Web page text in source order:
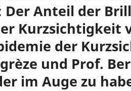
Der Anteil der
der
und Prof.
im Auge zu